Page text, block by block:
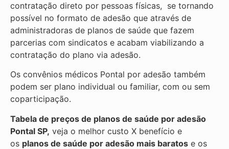
contratação direto por pessoas físicas, se tornando
possível no formato de adesão que através de
administradoras de planos de saúde que fazem
parcerias com sindicatos e acabam viabilizando a
contratação do plano via adesão.
Os convênios médicos Pontal por adesão também
podem ser plano individual ou familiar, com ou sem
coparticipação.
Tabela de preços de planos de saúde por adesão
Pontal SP, veja o melhor custo X benefício e
os planos de saúde por adesão mais baratos e os